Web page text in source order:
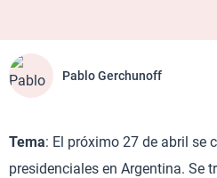
Pablo Gerchunoff
Tema: El próximo 27 de abril se
presidenciales en Argentina. Se